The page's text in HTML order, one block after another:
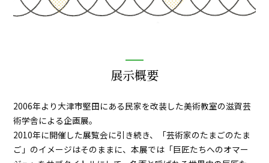
展示概要
2006年より大津市堅田にある民家を改装した美術教室の滋賀芸
術学舎による企画展。
2010年に開催した展覧会に引き続き、「芸術家のたまごのたま
ご」のイメージはそのままに、本展では「巨匠たちへのオマー